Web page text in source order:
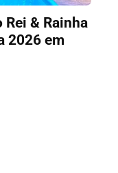
& Rainha
2026 em